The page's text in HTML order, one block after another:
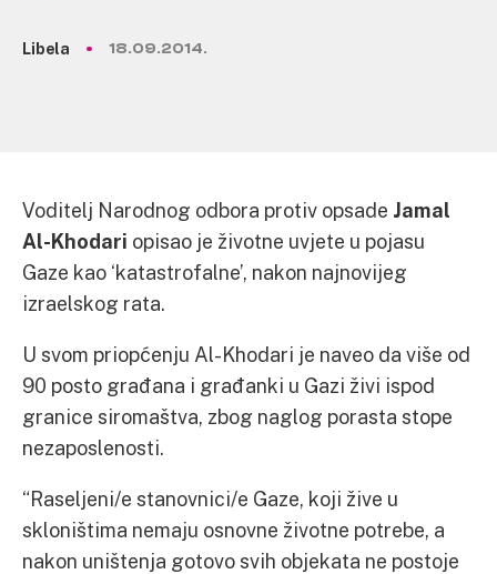
Libela 18.09.2014.
Voditelj Narodnog odbora protiv opsade Jamal
Al-Khodari opisao je životne uvjete u pojasu
Gaze kao ‘katastrofalne’, nakon najnovijeg
izraelskog rata.
U svom priopćenju Al-Khodari je naveo da više od
90 posto građana i građanki u Gazi živi ispod
granice siromaštva, zbog naglog porasta stope
nezaposlenosti.
“Raseljeni/e stanovnici/e Gaze, koji žive u
skloništima nemaju osnovne životne potrebe, a
nakon uništenja gotovo svih objekata ne postoje